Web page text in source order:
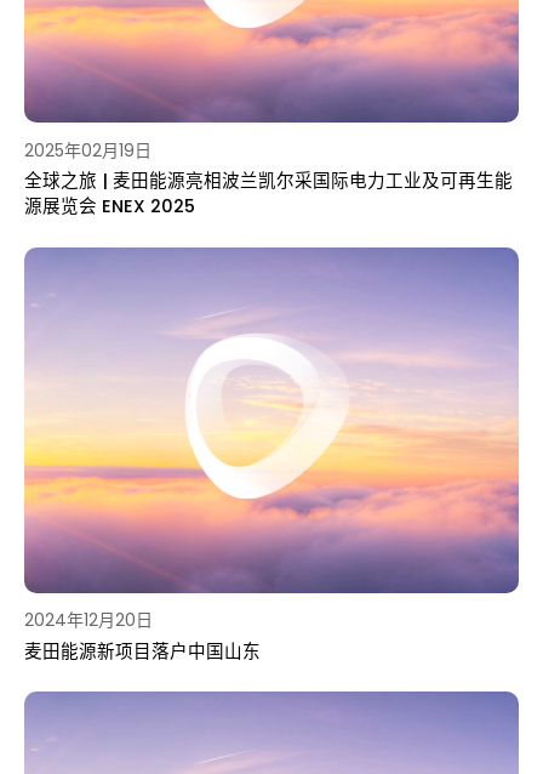
2025年02月19日
全球之旅 | 麦田能源亮相波兰凯尔采国际电力工业及可再生能
源展览会 ENEX 2025
2024年12月20日
麦田能源新项目落户中国山东